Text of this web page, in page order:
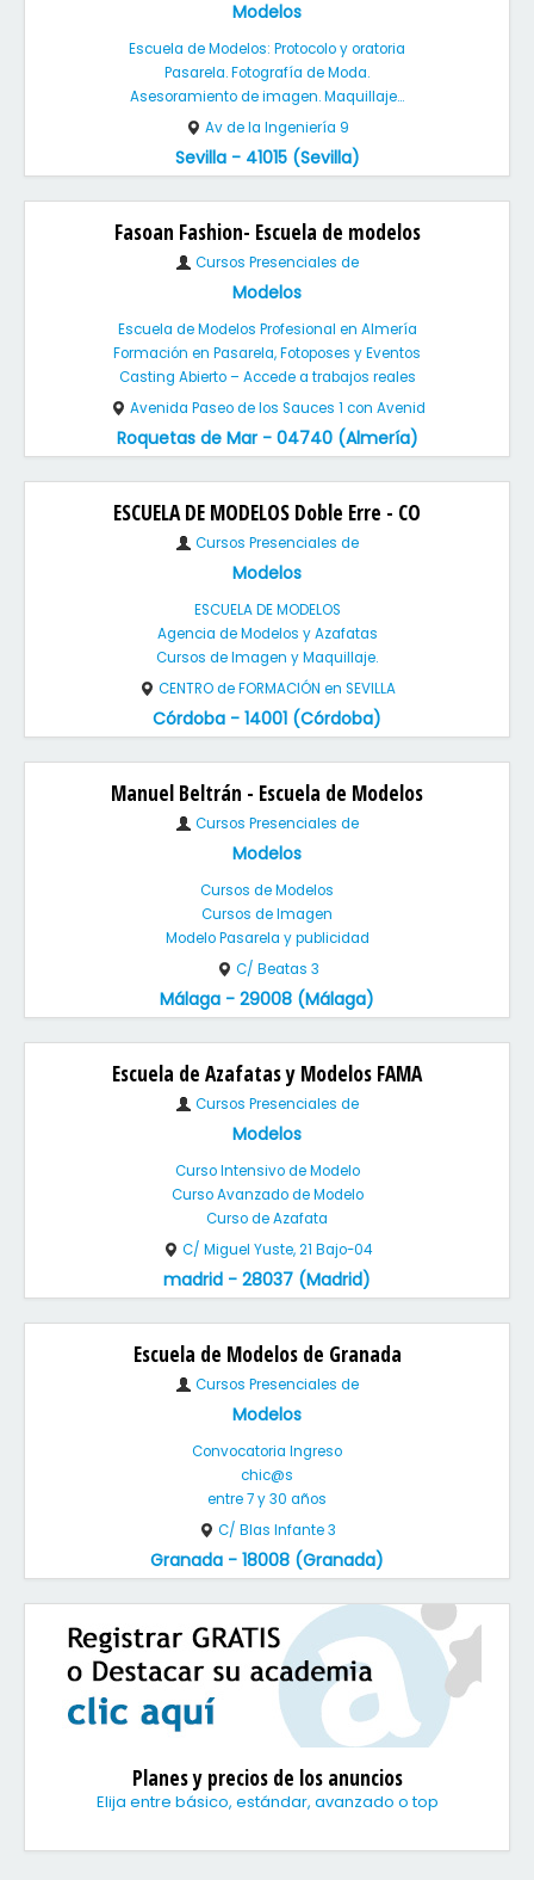
Modelos
Escuela de Modelos: Protocolo y oratoria
Pasarela. Fotografía de Moda.
Asesoramiento de imagen. Maquillaje...
Av de la Ingeniería 9
Sevilla - 41015 (Sevilla)
Fasoan Fashion- Escuela de modelos
Cursos Presenciales de
Modelos
Escuela de Modelos Profesional en Almería
Formación en Pasarela, Fotoposes y Eventos
Casting Abierto – Accede a trabajos reales
Avenida Paseo de los Sauces 1 con Avenid
Roquetas de Mar - 04740 (Almería)
ESCUELA DE MODELOS Doble Erre - CO
Cursos Presenciales de
Modelos
ESCUELA DE MODELOS
Agencia de Modelos y Azafatas
Cursos de Imagen y Maquillaje.
CENTRO de FORMACIÓN en SEVILLA
Córdoba - 14001 (Córdoba)
Manuel Beltrán - Escuela de Modelos
Cursos Presenciales de
Modelos
Cursos de Modelos
Cursos de Imagen
Modelo Pasarela y publicidad
C/ Beatas 3
Málaga - 29008 (Málaga)
Escuela de Azafatas y Modelos FAMA
Cursos Presenciales de
Modelos
Curso Intensivo de Modelo
Curso Avanzado de Modelo
Curso de Azafata
C/ Miguel Yuste, 21 Bajo-04
madrid - 28037 (Madrid)
Escuela de Modelos de Granada
Cursos Presenciales de
Modelos
Convocatoria Ingreso
chic@s
entre 7 y 30 años
C/ Blas Infante 3
Granada - 18008 (Granada)
Planes y precios de los anuncios
Elija entre básico, estándar, avanzado o top